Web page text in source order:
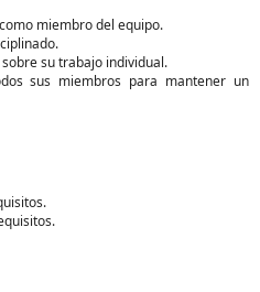
miembro del equipo.
su trabajo individual.
sus miembros para mantener un